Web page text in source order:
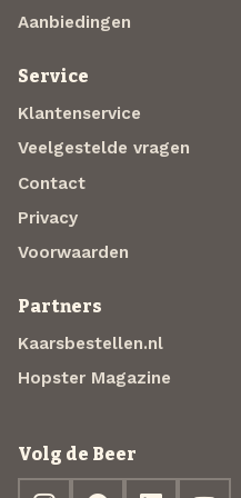
Aanbiedingen
Service
Klantenservice
Veelgestelde vragen
Contact
Privacy
Voorwaarden
Partners
Kaarsbestellen.nl
Hopster Magazine
Volg de Beer